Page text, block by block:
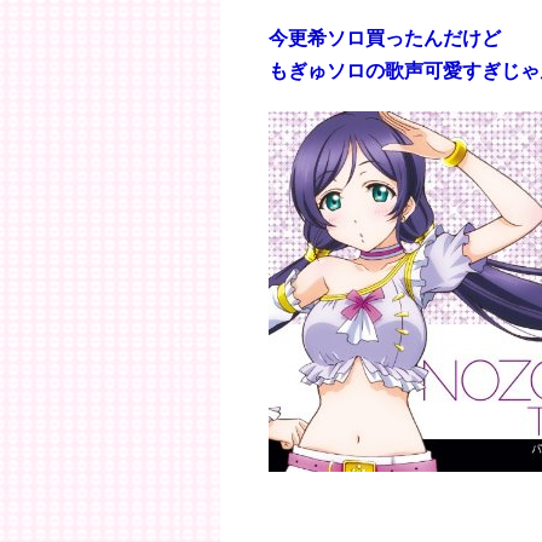
今更希ソロ買ったんだけど
もぎゅソロの歌声可愛すぎじ